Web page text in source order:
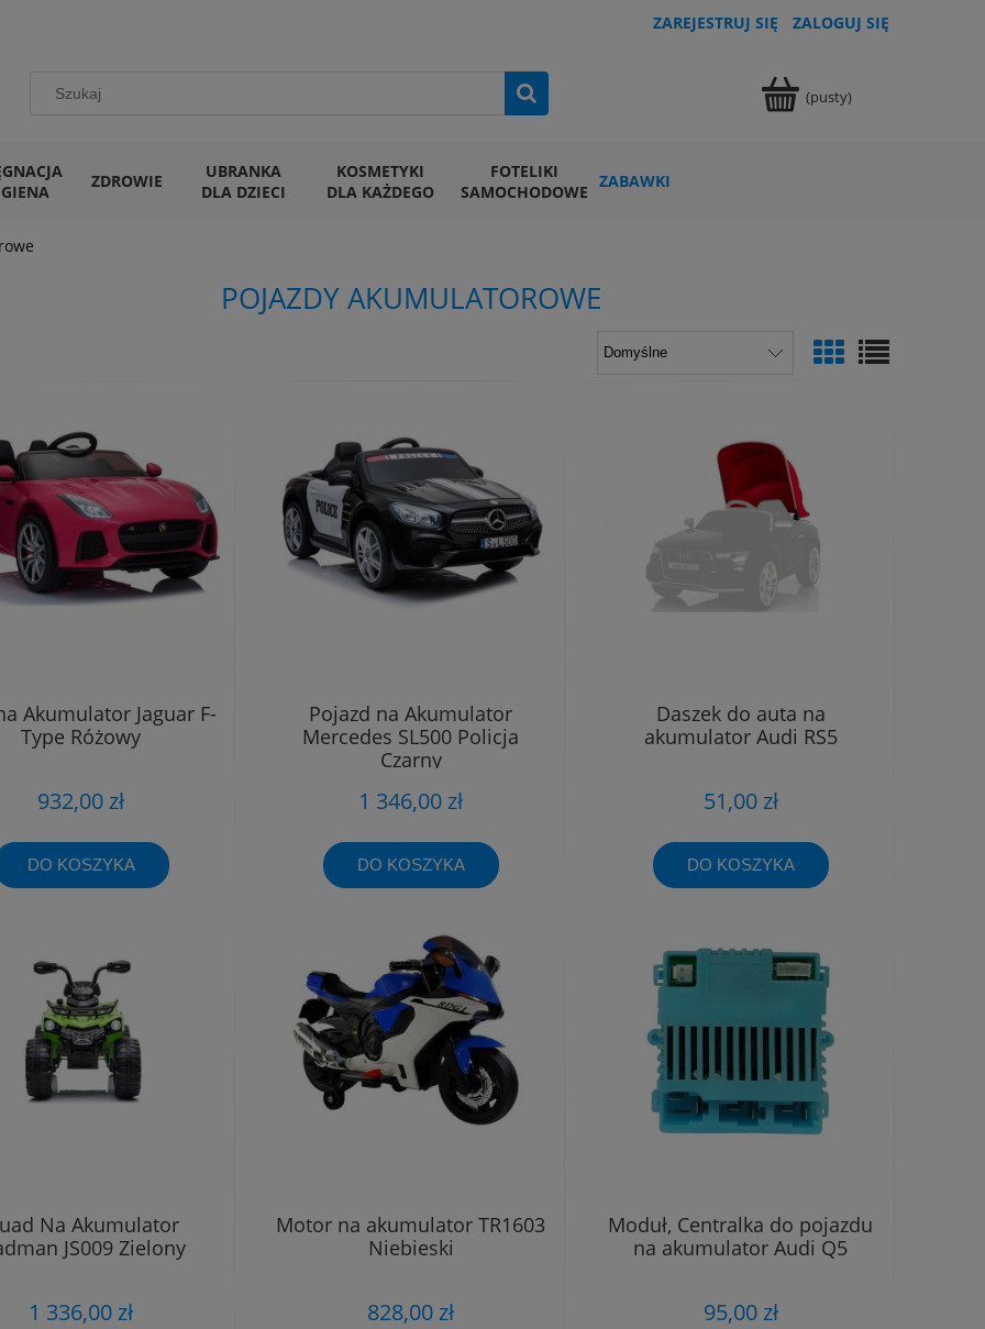
ZAREJESTRUJ SIĘ ZALOGUJ SIĘ
(pusty)
ZDROWIE
UBRANKA
DLA DZIECI
KOSMETYKI
DLA KAŻDEGO
FOTELIKI
SAMOCHODOWE ZABAWKI
POJAZDY AKUMULATOROWE
Akumulator Jaguar F-
Type Różowy
932,00 zł
DO KOSZYKA
Pojazd na Akumulator
Mercedes SL500 Policja
Czarny
1 346,00 zł
DO KOSZYKA
Daszek do auta na
akumulator Audi RS5
51,00 zł
DO KOSZYKA
Na Akumulator
JS009 Zielony
1 336,00 zł
Motor na akumulator TR1603
Niebieski
828,00 zł
Moduł, Centralka do pojazdu
na akumulator Audi Q5
95,00 zł